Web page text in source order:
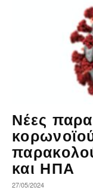
Νέες
και ΗΠΑ
27/05/2024